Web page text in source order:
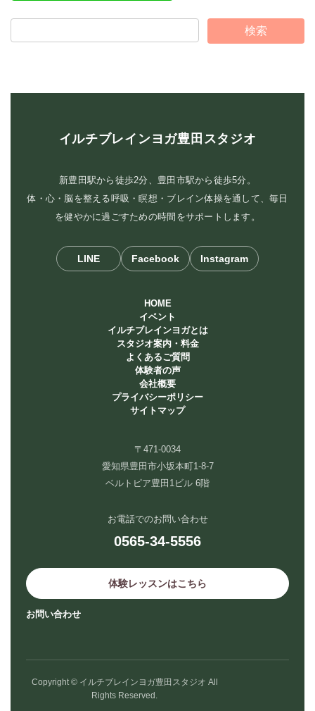
イルチブレインヨガ豊田スタジオ
新豊田駅から徒歩2分、豊田市駅から徒歩5分。
体・心・脳を整える呼吸・瞑想・ブレイン体操を通して、毎日
を健やかに過ごすための時間をサポートします。
LINE Facebook Instagram
HOME
イベント
イルチブレインヨガとは
スタジオ案内・料金
よくあるご質問
体験者の声
会社概要
プライバシーポリシー
サイトマップ
〒471-0034
愛知県豊田市小坂本町1-8-7
ベルトピア豊田1ビル 6階
お電話でのお問い合わせ
0565-34-5556
体験レッスンはこちら
お問い合わせ
Copyright © イルチブレインヨガ豊田スタジオ All
Rights Reserved.